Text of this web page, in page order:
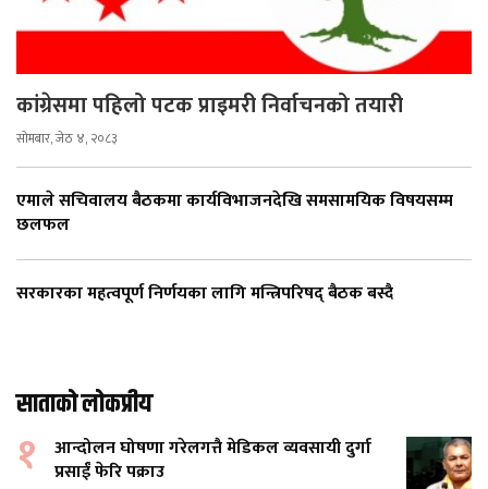
कांग्रेसमा पहिलो पटक प्राइमरी निर्वाचनको तयारी
सोमबार, जेठ ४, २०८३
एमाले सचिवालय बैठकमा कार्यविभाजनदेखि समसामयिक विषयसम्म
छलफल
सरकारका महत्वपूर्ण निर्णयका लागि मन्त्रिपरिषद् बैठक बस्दै
साताको लोकप्रीय
१
आन्दोलन घोषणा गरेलगत्तै मेडिकल व्यवसायी दुर्गा
प्रसाईं फेरि पक्राउ